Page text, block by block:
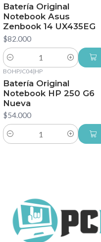
Batería Original
Notebook Asus
Zenbook 14 UX435EG
$82.000
Cantidad
BOHPJC04|HP
Batería Original
Notebook HP 250 G6
Nueva
$54.000
Cantidad